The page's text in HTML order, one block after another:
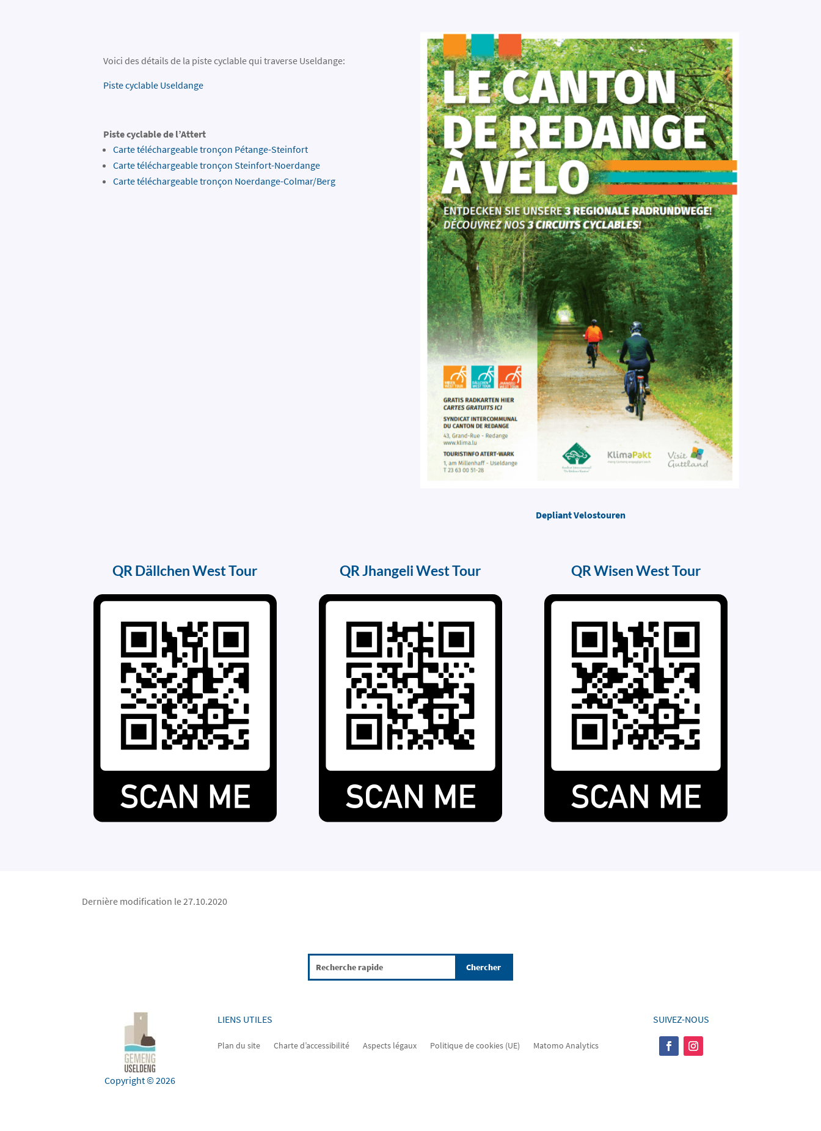
Voici des détails de la piste cyclable qui traverse Useldange:
Piste cyclable Useldange​​​
Piste cyclable de l’Attert
Carte téléchargeable ​tronçon Pétange-Steinfort
Carte téléchargeable tronçon Steinfort-Noerdange
Carte téléchargeable tronçon Noerdange-Colmar/Berg
Depliant Velostouren
QR Dällchen West Tour QR Jhangeli West Tour QR Wisen West Tour
Dernière modification le 27.10.2020
Copyright © 2026
LIENS UTILES
Plan du site Charte d’accessibilité Aspects légaux Politique de cookies (UE) Matomo Analytics
SUIVEZ-NOUS